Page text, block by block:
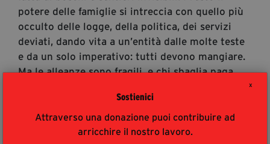
X
Sostienici
Attraverso una donazione puoi contribuire ad
arricchire il nostro lavoro.
potere delle famiglie si intreccia con quello più
occulto delle logge, della politica, dei servizi
deviati, dando vita a un’entità dalle molte teste
e da un solo imperativo: tutti devono mangiare.
Ma le alleanze sono fragili, e chi sbaglia paga
magnetico, dove il rispetto si misura con il
sangue e l’innocenza è un lusso che nessuno
può permettersi.